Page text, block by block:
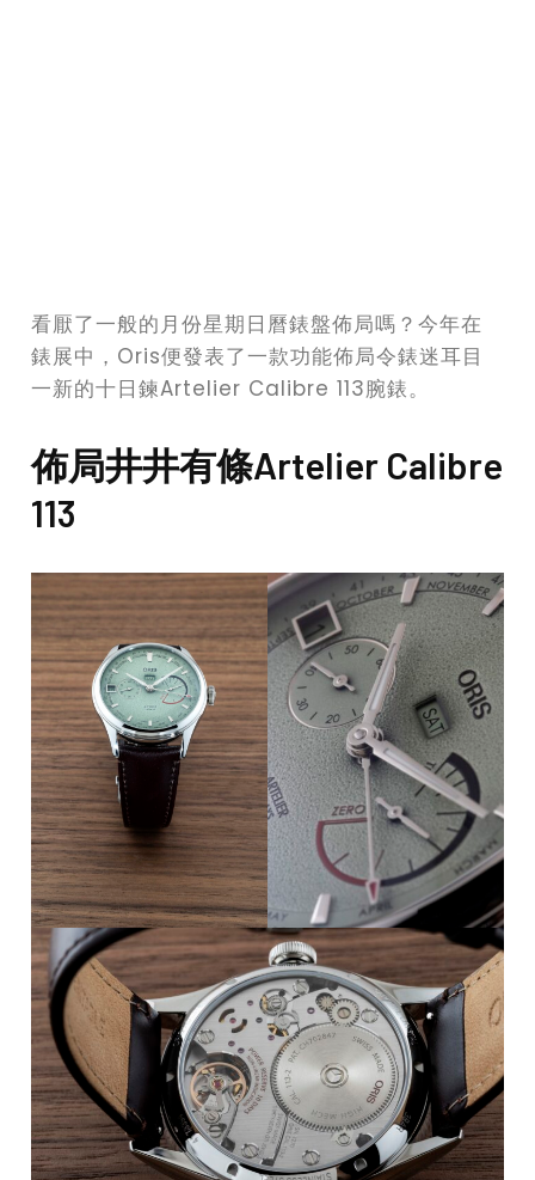
看厭了一般的月份星期日曆錶盤佈局嗎？今年在
錶展中，Oris便發表了一款功能佈局令錶迷耳目
一新的十日鍊Artelier Calibre 113腕錶。
佈局井井有條Artelier Calibre
113